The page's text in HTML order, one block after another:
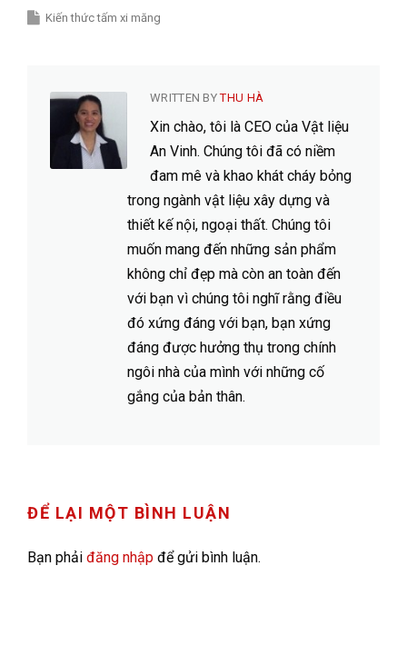
Kiến thức tấm xi măng
WRITTEN BYTHU HÀ
Xin chào, tôi là CEO của Vật liệu
An Vinh. Chúng tôi đã có niềm
đam mê và khao khát cháy bỏng
trong ngành vật liệu xây dựng và
thiết kế nội, ngoại thất. Chúng tôi
muốn mang đến những sản phẩm
không chỉ đẹp mà còn an toàn đến
với bạn vì chúng tôi nghĩ rằng điều
đó xứng đáng với bạn, bạn xứng
đáng được hưởng thụ trong chính
ngôi nhà của mình với những cố
gắng của bản thân.
ĐỂ LẠI MỘT BÌNH LUẬN
Bạn phải đăng nhập để gửi bình luận.